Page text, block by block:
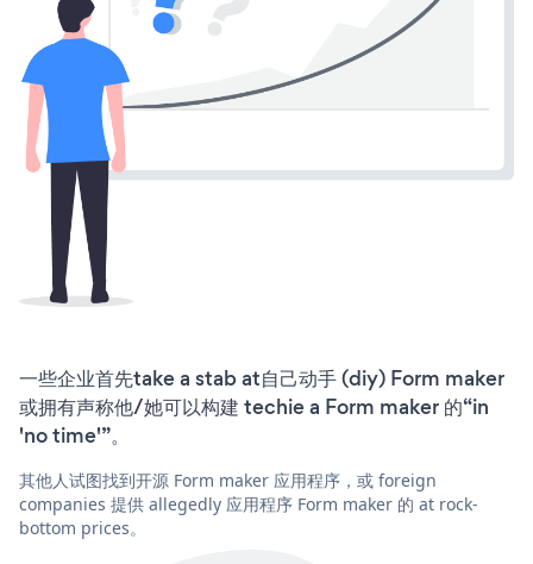
一些企业首先take a stab at自己动手 (diy) Form maker
或拥有声称他/她可以构建 techie a Form maker 的“in
'no time'”。
其他人试图找到开源 Form maker 应用程序，或 foreign
companies 提供 allegedly 应用程序 Form maker 的 at rock-
bottom prices。